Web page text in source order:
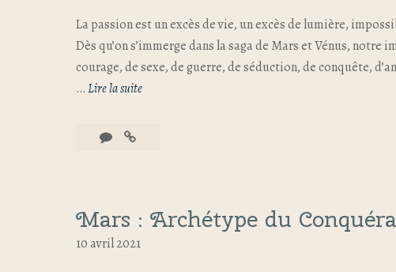
La passion est un excès de vie, un excès de lumière,
Dès qu’on s’immerge dans la saga de Mars et Vénus, notre
courage, de sexe, de guerre, de séduction, de conquête,
…Lire la suite
Mars : Archétype du
10 avril 2021